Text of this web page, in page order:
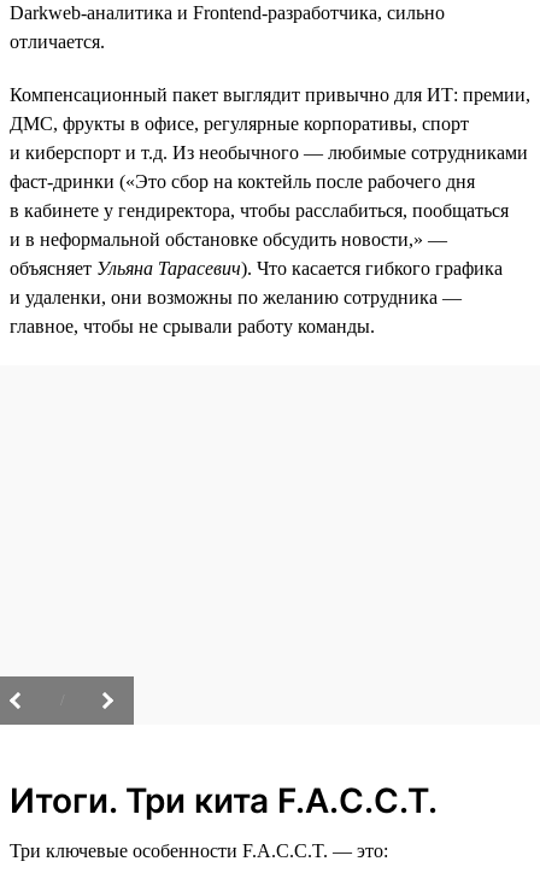
Darkweb-аналитика и Frontend-разработчика, сильно
отличается.
Компенсационный пакет выглядит привычно для ИТ: премии,
ДМС, фрукты в офисе, регулярные корпоративы, спорт
и киберспорт и т.д. Из необычного — любимые сотрудниками
фаст-дринки («Это сбор на коктейль после рабочего дня
в кабинете у гендиректора, чтобы расслабиться, пообщаться
и в неформальной обстановке обсудить новости,» —
объясняет Ульяна Тарасевич). Что касается гибкого графика
и удаленки, они возможны по желанию сотрудника —
главное, чтобы не срывали работу команды.
Итоги. Три кита F.A.C.C.T.
Три ключевые особенности F.A.C.C.T. — это: